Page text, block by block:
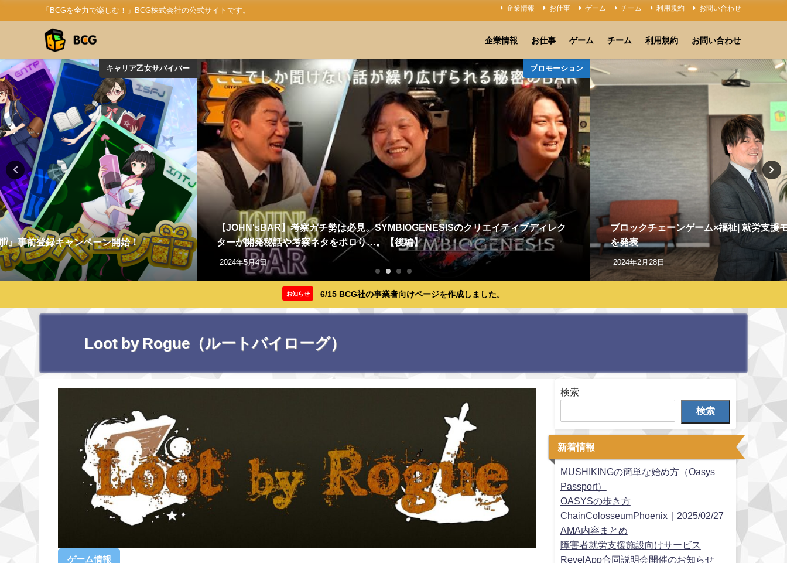
「BCGを全力で楽しむ！」BCG株式会社の公式サイトです。 企業情報 お仕事 ゲーム チーム 利用規約 お問い合わせ
企業情報 お仕事 ゲーム チーム 利用規約 お問い合わせ
キャリア乙女サバイバー
』事前登録キャンペーン開始！
プロモーション
【JOHN'sBAR】考察ガチ勢は必見。SYMBIOGENESISのクリエイティブディレク
ターが開発秘話や考察ネタをポロり…。【後編】
2024年5月4日
ブロックチェーンゲーム×福祉| 就労支援
を発表
2024年2月28日
お知らせ 6/15 BCG社の事業者向けページを作成しました。
Loot by Rogue（ルートバイローグ）
ゲーム情報
検索
検索
新着情報
MUSHIKINGの簡単な始め方（Oasys
Passport）
OASYSの歩き方
ChainColosseumPhoenix｜2025/02/27
AMA内容まとめ
障害者就労支援施設向けサービス
RevelApp合同説明会開催のお知らせ